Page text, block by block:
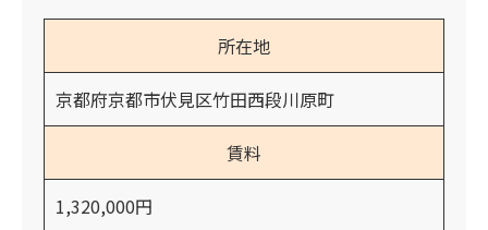
所在地
京都府京都市伏見区竹田西段川原町
賃料
1,320,000円